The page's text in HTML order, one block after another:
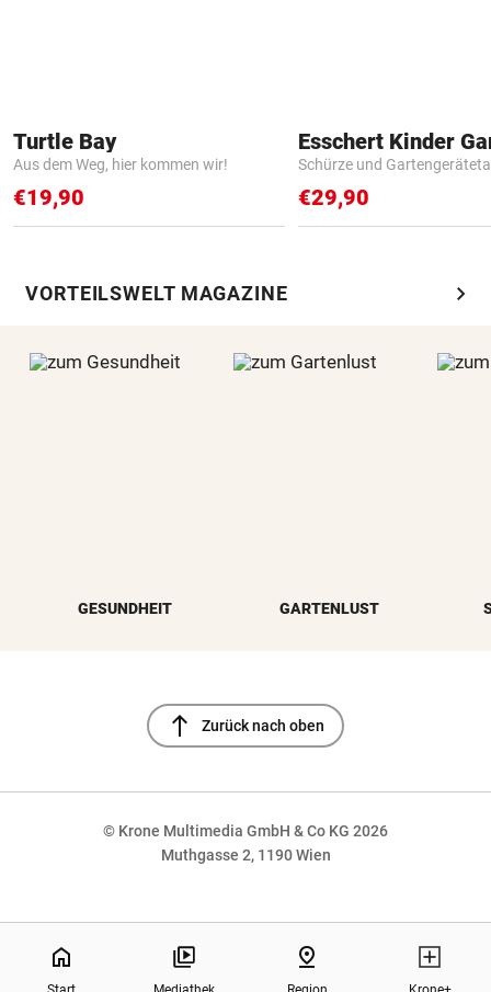
Turtle Bay
Aus dem Weg, hier kommen wir!
€19,90
Schürze und
€29,90
VORTEILSWELT MAGAZINE chevron_right
GESUNDHEIT GARTENLUST
north Zurück nach oben
© Krone Multimedia GmbH & Co KG 2026
Muthgasse 2, 1190 Wien
home pin_drop
NaN%